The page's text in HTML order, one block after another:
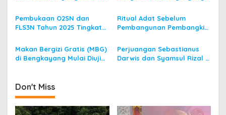
i
o
n
Pembukaan O2SN dan
FLS3N Tahun 2025 Tingkat
Bengkayang
Ritual Adat Sebelum
Pembangunan Pembangkit
(PLTMH)
Makan Bergizi Gratis (MBG)
di Bengkayang Mulai Diuji
Perjuangan Sebastianus
Darwis dan Syamsul Rizal 2
Don't Miss